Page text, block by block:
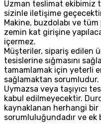
Uzman teslimat ekibimiz
sizinle iletişime
Makine, buzdolabı ve
zemin kat girişine
içermez.
Müşteriler, sipariş edilen
tesislerine sığmasını
tamamlamak için yeterli
sağlamaktan sorumludur.
Uymazsa veya taşıyıcı
kabul edilmeyecektir.
kaynaklanan herhangi
sorumluluğundadır ve